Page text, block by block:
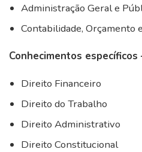
Administração Geral e
Contabilidade, Orçamento
Conhecimentos específicos
Direito Financeiro
Direito do Trabalho
Direito Administrativo
Direito Constitucional